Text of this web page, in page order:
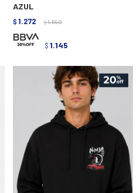
AZUL
$ 1.272 $ 1.590
$ 1.145